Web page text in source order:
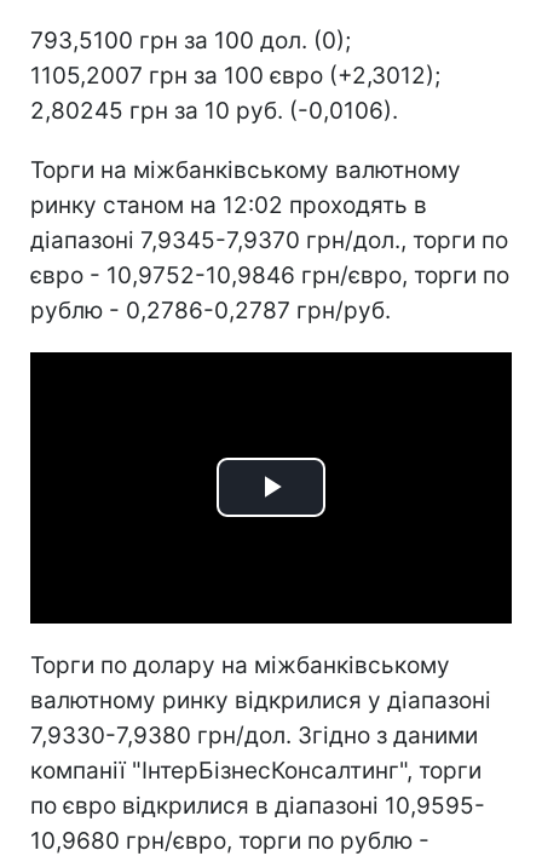
793,5100 грн за 100 дол. (0);
1105,2007 грн за 100 євро (+2,3012);
2,80245 грн за 10 руб. (-0,0106).
Торги на міжбанківському валютному
ринку станом на 12:02 проходять в
діапазоні 7,9345-7,9370 грн/дол., торги по
євро - 10,9752-10,9846 грн/євро, торги по
рублю - 0,2786-0,2787 грн/руб.
Play
Торги по долару на міжбанківському
валютному ринку відкрилися у діапазоні
7,9330-7,9380 грн/дол. Згідно з даними
компанії "ІнтерБізнесКонсалтинг", торги
по євро відкрилися в діапазоні 10,9595-
10,9680 грн/євро, торги по рублю -